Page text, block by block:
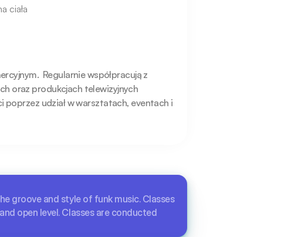
ciała
Regularnie współpracują z
oraz produkcjach telewizyjnych
poprzez udział w warsztatach, eventach i
groove and style of funk music. Classes
open level. Classes are conducted